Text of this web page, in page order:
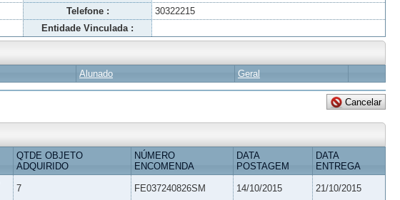
Telefone :
30322215
Entidade Vinculada :
Alunado Geral
QTDE OBJETO
ADQUIRIDO
NÚMERO
ENCOMENDA
DATA
POSTAGEM
DATA
ENTREGA
7 FE037240826SM 14/10/2015 21/10/2015